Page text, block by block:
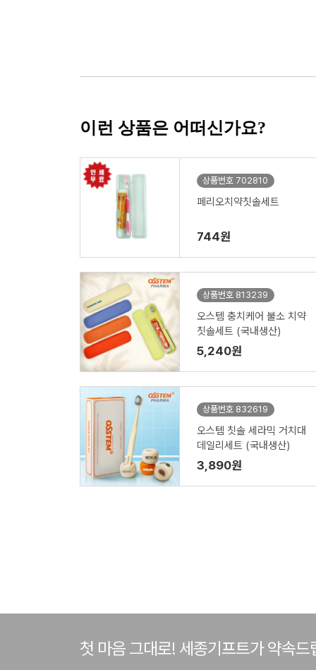
이런 상품은 어떠신가요?
상품번호 702810
페리오치약칫솔세트
744원
상품번호 813239
오스템 충치케어 불소 치약
칫솔세트 (국내생산)
5,240원
상품번호 832619
오스템 칫솔 세라믹 거치대
데일리세트 (국내생산)
3,890원
첫 마음 그대로! 세종기프트가 약속드